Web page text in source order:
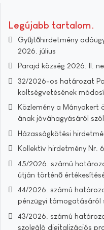
Legújabb tartalom
Gyűjtőhirdetmény
2026. július
Parajd község 2026. II.
32/2026-os határozat
költségvetésének
Közlemény a Mányakert
ának jóváhagyásáról
Házasságkötési
Kollektív hirdetmény Nr.
45/2026. számú
útján történő
44/2026. számú
pénzügyi
43/2026. számú
szolgáló digitalizációs